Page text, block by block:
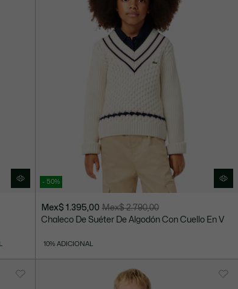
- 50%
Mex$ 1.395,00
Precio
Mex$
Mex$ 2.790,00
Precio
descuento:
Chaleco De Suéter De Algodón Con Cuello En V
10% ADICIONAL